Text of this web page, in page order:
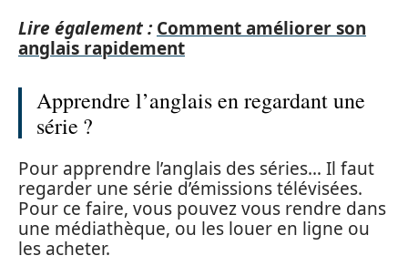
Lire également : Comment améliorer son
anglais rapidement
Apprendre l’anglais en regardant une
série ?
Pour apprendre l’anglais des séries… Il faut
regarder une série d’émissions télévisées.
Pour ce faire, vous pouvez vous rendre dans
une médiathèque, ou les louer en ligne ou
les acheter.